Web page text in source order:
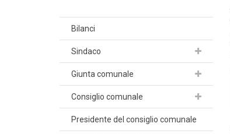
Bilanci
Sindaco
Giunta comunale
Consiglio comunale
Presidente del consiglio comunale